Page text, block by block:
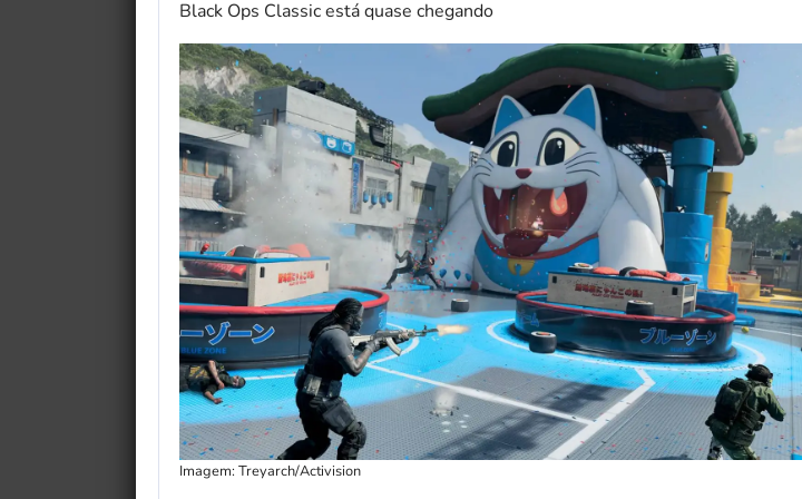
Black Ops Classic está quase chegando
Imagem: Treyarch/Activision